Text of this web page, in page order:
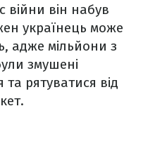
війни він набув
українець може
адже мільйони з
змушені
рятуватися від